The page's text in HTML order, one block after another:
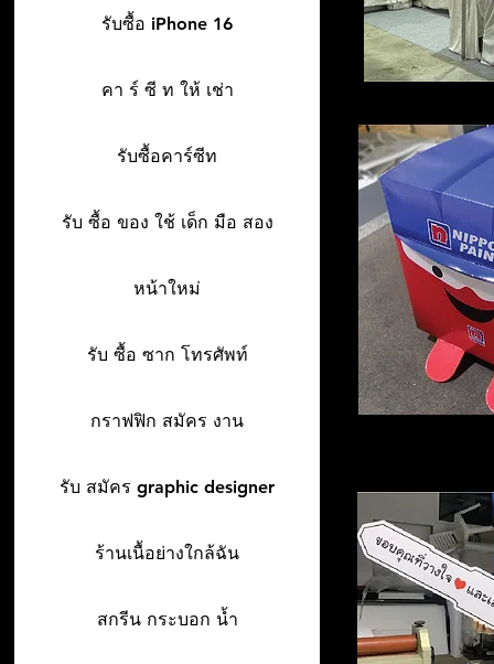
รับซื้อ iPhone 16
คา ร์ ซี ท ให้ เช่า
รับซื้อคาร์ซีท
รับ ซื้อ ของ ใช้ เด็ก มือ สอง
หน้าใหม่
รับ ซื้อ ซาก โทรศัพท์
กราฟฟิก สมัคร งาน
รับ สมัคร graphic designer
ร้านเนื้อย่างใกล้ฉัน
สกรีน กระบอก น้ำ